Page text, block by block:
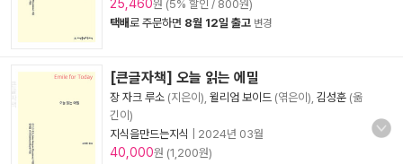
25,460원 (5% 할인 / 800원)
택배로 주문하면 8월 12일 출고 변경
[큰글자책] 오늘 읽는 에밀
장 자크 루소 (지은이), 윌리엄 보이드 (엮은이), 김성훈 (옮
긴이)
지식을만드는지식
2024년 03월
40,000원 (1,200원)